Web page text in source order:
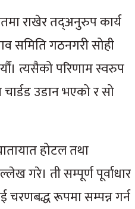
राखेर तद्अनुरुप कार्य
समिति गठनगरी सोही
त्यसैको परिणाम स्वरुप
चार्डड उडान भएको र सो
होटल तथा
गरे। ती सम्पूर्ण पूर्वाधार
चरणबद्ध रूपमा सम्पन्न गर्न